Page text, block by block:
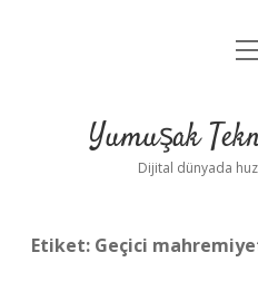
Yasal
Yumuşak
Dijital dünyada
Etiket: Geçici